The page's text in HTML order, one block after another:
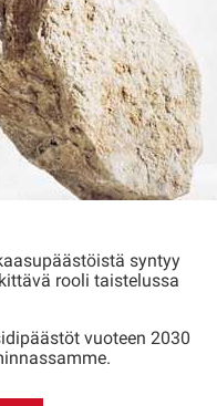
syntyy
rooli taistelussa
vuoteen 2030